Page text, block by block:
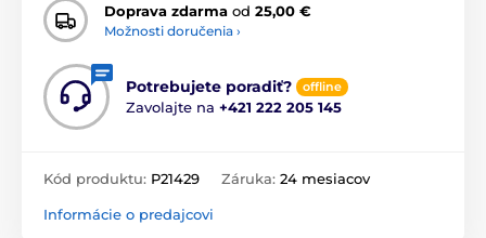
Doprava zdarma od 25,00 €
Možnosti doručenia ›
Potrebujete poradiť? offline
Zavolajte na +421 222 205 145
Kód produktu: P21429 Záruka: 24 mesiacov
Informácie o predajcovi